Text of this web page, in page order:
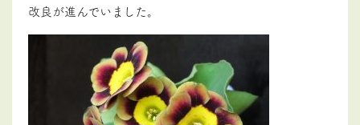
改良が進んでいました。